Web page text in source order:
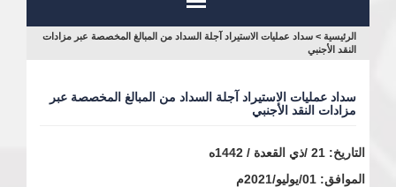
أنت
الرئيسية > سداد عمليات الاستيراد آجلة السداد من المبالغ المخصصة عبر مزادات
النقد الأجنبي
سداد عمليات الاستيراد آجلة السداد من المبالغ المخصصة عبر
مزادات النقد الأجنبي
التاريخ: 21 /ذي القعدة / 1442ه
الموافق: 01/يوليو/2021م